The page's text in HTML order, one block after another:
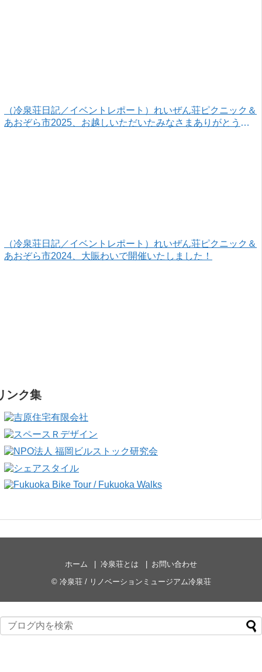
（冷泉荘日記／イベントレポート）れいぜん荘ピクニック＆
あおぞら市2025、お越しいただいたみなさまありがとうご
（冷泉荘日記／イベントレポート）れいぜん荘ピクニック＆
あおぞら市2024、大賑わいで開催いたしました！
ンク集
ホーム 冷泉荘とは
お問い合わせ
© 冷泉荘 / リノベーションミュージアム冷泉荘